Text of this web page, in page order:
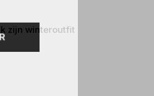
zijn winteroutfit